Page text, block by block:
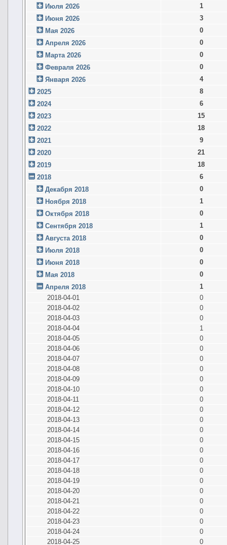
Июля 2026
1
Июня 2026
3
Мая 2026
0
Апреля 2026
0
Марта 2026
0
Февраля 2026
0
Января 2026
4
2025
8
2024
6
2023
15
2022
18
2021
9
2020
21
2019
18
2018
6
Декабря 2018
0
Ноября 2018
1
Октября 2018
0
Сентября 2018
1
Августа 2018
0
Июля 2018
0
Июня 2018
0
Мая 2018
0
Апреля 2018
1
2018-04-01
0
2018-04-02
0
2018-04-03
0
2018-04-04
1
2018-04-05
0
2018-04-06
0
2018-04-07
0
2018-04-08
0
2018-04-09
0
2018-04-10
0
2018-04-11
0
2018-04-12
0
2018-04-13
0
2018-04-14
0
2018-04-15
0
2018-04-16
0
2018-04-17
0
2018-04-18
0
2018-04-19
0
2018-04-20
0
2018-04-21
0
2018-04-22
0
2018-04-23
0
2018-04-24
0
2018-04-25
0